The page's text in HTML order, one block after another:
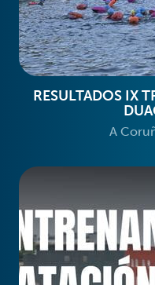
RESULTADOS IX
A